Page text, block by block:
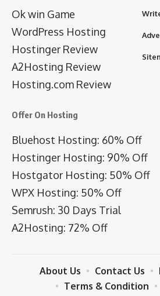
Ok win Game
WordPress Hosting
Hostinger Review
A2Hosting Review
Hosting.com Review
Offer On Hosting
Bluehost Hosting: 60% Off
Hostinger Hosting: 90% Off
Hostgator Hosting: 50% Off
WPX Hosting: 50% Off
Semrush: 30 Days Trial
A2Hosting: 72% Off
About Us Contact Us
Terms & Condition